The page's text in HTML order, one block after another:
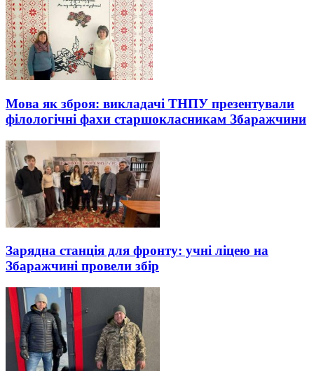
Мова як зброя: викладачі ТНПУ презентували
філологічні фахи старшокласникам Збаражчини
Зарядна станція для фронту: учні ліцею на
Збаражчині провели збір